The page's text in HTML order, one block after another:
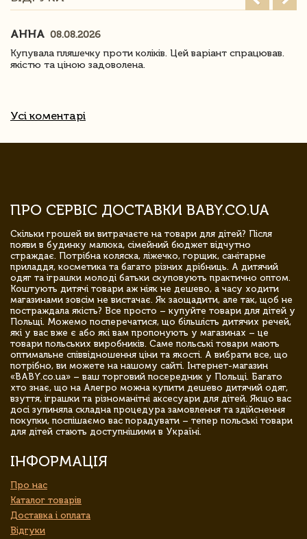
АННА 08.08.2026
Купувала пляшечку проти коліків. Цей варіант спрацював.
якістю та ціною задоволена.
Усі коментарі
ПРО СЕРВІС ДОСТАВКИ BABY.CO.UA
Скільки грошей ви витрачаєте на товари для дітей? Після
появи в будинку малюка, сімейний бюджет відчутно
страждає. Потрібна коляска, ліжечко, горщик, санітарне
приладдя, косметика та багато різних дрібниць. А дитячий
одяг та іграшки молоді батьки скуповують практично оптом.
Коштують дитячі товари аж ніяк не дешево, а часу ходити
магазинами зовсім не вистачає. Як заощадити, але так, щоб не
постраждала якість? Все просто – купуйте товари для дітей у
Польщі. Можемо посперечатися, що більшість дитячих речей,
які у вас вже є або які вам пропонують у магазинах – це
товари польських виробників. Саме польські товари мають
оптимальне співвідношення ціни та якості. А вибрати все, що
потрібно, ви можете на нашому сайті. Інтернет-магазин
«BABY.co.ua» – ваш торговий посередник у Польщі. Багато
хто знає, що на Алегро можна купити дешево дитячий одяг,
взуття, іграшки та різноманітні аксесуари для дітей. Якщо вас
досі зупиняла складна процедура замовлення та здійснення
покупки, поспішаємо вас порадувати – тепер польські товари
для дітей стають доступнішими в Україні.
ІНФОРМАЦІЯ
Про нас
Каталог товарів
Доставка і оплата
Відгуки